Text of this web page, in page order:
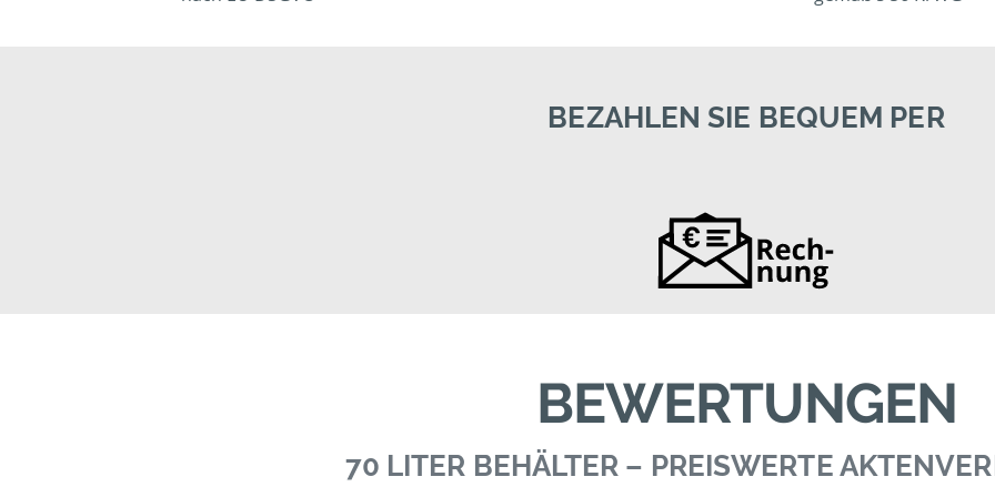
BEZAHLEN SIE BEQUEM PER
BEWERTUNGEN
70 LITER BEHÄLTER – PREISWERTE